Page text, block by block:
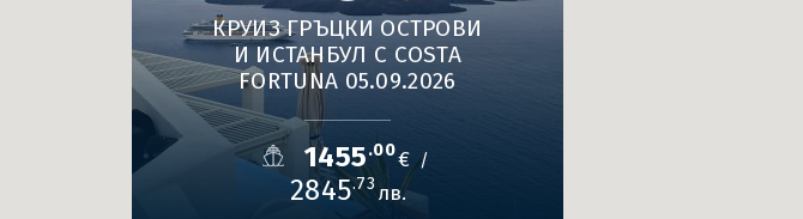
КРУИЗ ГРЪЦКИ ОСТРОВИ
И ИСТАНБУЛ С COSTA
FORTUNA 05.09.2026
1455.00€/
2845.73 лв.